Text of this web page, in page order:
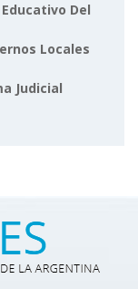
Del
Locales
Judicial